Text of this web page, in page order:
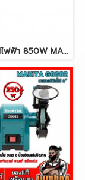
เครื่องผสมสีไฟฟ้า 850W MAKITA UT2204